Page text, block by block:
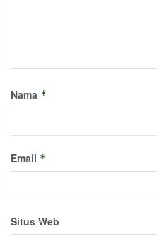
Nama *
Email *
Situs Web